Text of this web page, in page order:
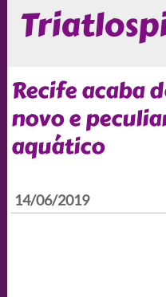
Recife acaba
novo e
aquático
14/06/2019